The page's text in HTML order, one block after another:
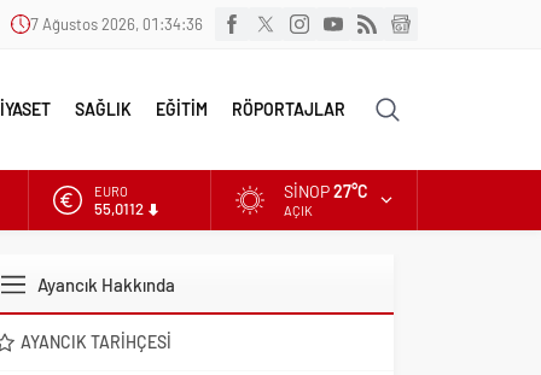
7 Ağustos 2026, 01:34:37
SAĞLIK EĞİTİM RÖPORTAJLAR
EURO
55,0112
DOLAR
47,7025
SINOP27°C
AÇIK
Ayancık Hakkında
AYANCIK TARIHÇESI